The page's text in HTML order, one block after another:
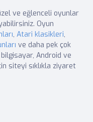
ve eğlenceli oyunlar
Oyun
, Atari klasikleri,
ve daha pek çok
Android ve
siteyi sıklıkla ziyaret